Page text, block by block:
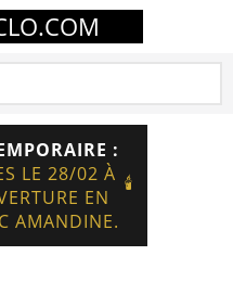
:
LE 28/02 À
EN
AMANDINE.
🕯️